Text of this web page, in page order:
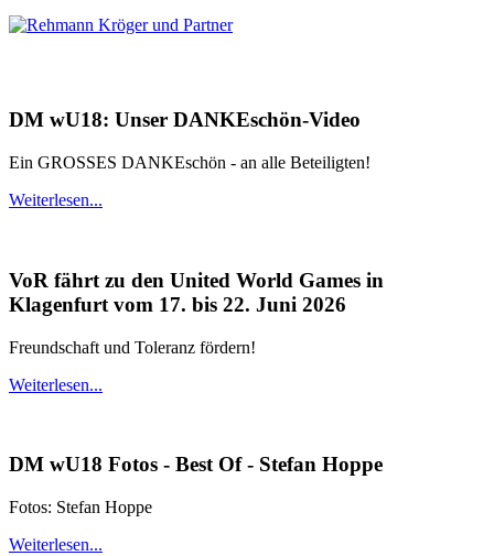
DM wU18: Unser DANKEschön-Video
Ein GROSSES DANKEschön - an alle Beteiligten!
Weiterlesen...
VoR fährt zu den United World Games in
Klagenfurt vom 17. bis 22. Juni 2026
Freundschaft und Toleranz fördern!
Weiterlesen...
DM wU18 Fotos - Best Of - Stefan Hoppe
Fotos: Stefan Hoppe
Weiterlesen...